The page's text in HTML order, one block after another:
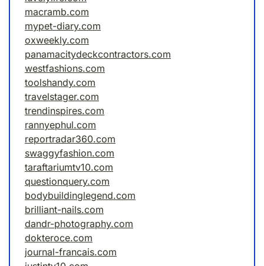
macramb.com
mypet-diary.com
oxweekly.com
panamacitydeckcontractors.com
westfashions.com
toolshandy.com
travelstager.com
trendinspires.com
rannyephul.com
reportradar360.com
swaggyfashion.com
taraftariumtv10.com
questionquery.com
bodybuildinglegend.com
brilliant-nails.com
dandr-photography.com
dokteroce.com
journal-francais.com